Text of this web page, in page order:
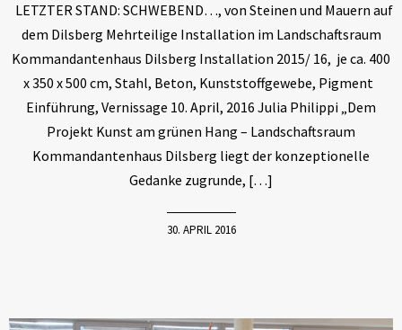
LETZTER STAND: SCHWEBEND…, von Steinen und Mauern auf
dem Dilsberg Mehrteilige Installation im Landschaftsraum
Kommandantenhaus Dilsberg Installation 2015/ 16, je ca. 400
x 350 x 500 cm, Stahl, Beton, Kunststoffgewebe, Pigment
Einführung, Vernissage 10. April, 2016 Julia Philippi „Dem
Projekt Kunst am grünen Hang – Landschaftsraum
Kommandantenhaus Dilsberg liegt der konzeptionelle
Gedanke zugrunde, […]
30. APRIL 2016